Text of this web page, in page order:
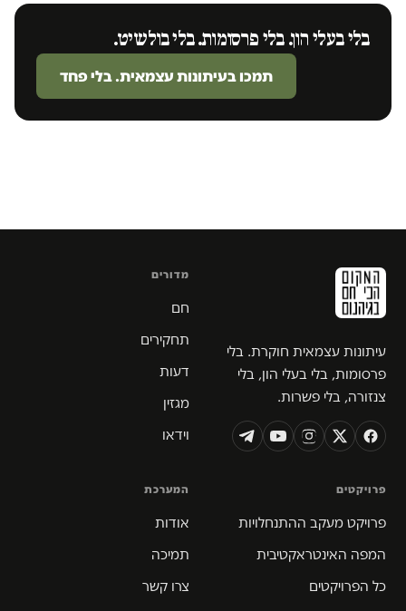
בלי בעלי הון. בלי פרסומות. בלי בולשיט.
תמכו בעיתונות עצמאית. בלי פחד
עיתונות עצמאית חוקרת. בלי
פרסומות, בלי בעלי הון, בלי
צנזורה, בלי פשרות.
מדורים
חם
תחקירים
דעות
מגזין
וידאו
פרויקטים
פרויקט מעקב ההתנחלויות
המפה האינטראקטיבית
כל הפרויקטים
המערכת
אודות
תמיכה
צרו קשר